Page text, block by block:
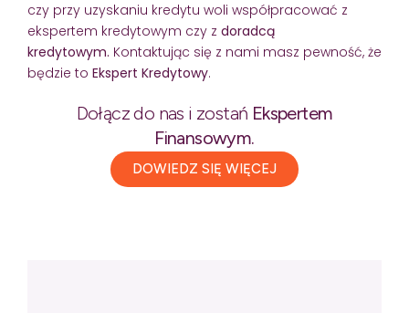
czy przy uzyskaniu kredytu woli współpracować z
ekspertem kredytowym czy z doradcą
kredytowym. Kontaktując się z nami masz pewność, że
będzie to Ekspert Kredytowy.
Dołącz do nas i zostań Ekspertem
Finansowym.
DOWIEDZ SIĘ WIĘCEJ